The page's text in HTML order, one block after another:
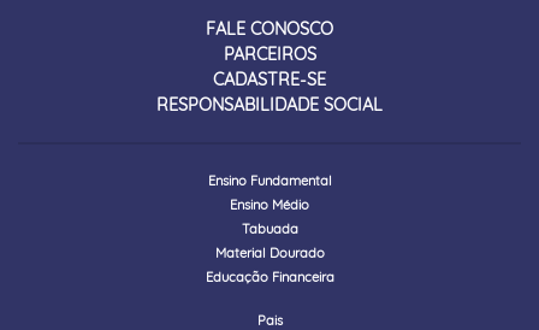
FALE CONOSCO
PARCEIROS
CADASTRE-SE
RESPONSABILIDADE SOCIAL
Ensino Fundamental
Ensino Médio
Tabuada
Material Dourado
Educação Financeira
Pais